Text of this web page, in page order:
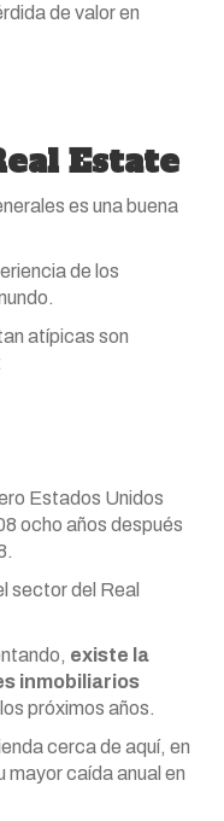
de valor en
Estate
es una buena
de los
atípicas son
Estados Unidos
ocho años después
sector del Real
existe la
inmobiliarios
próximos años.
cerca de aquí, en
mayor caída anual en